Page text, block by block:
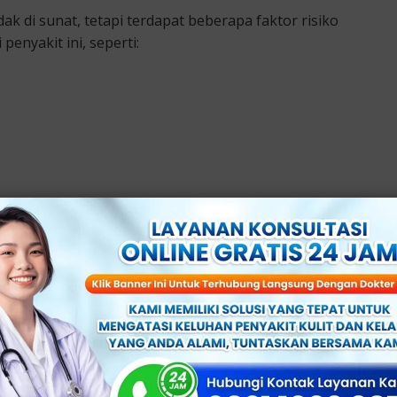
di sunat, tetapi terdapat beberapa faktor risiko
ini, seperti:
membantu pria mengenali gejala balanitis dan